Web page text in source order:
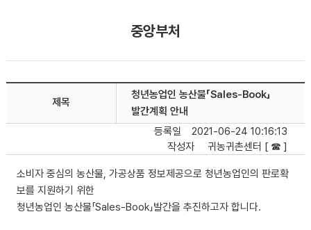
중앙부처
제목
청년농업인 농산물「Sales-Book」
발간계획 안내
등록일
2021-06-24 10:16:13
작성자
귀농귀촌센터 [ ☎ ]
소비자 중심의 농산물, 가공상품 정보제공으로 청년농업인의 판로확
보를 지원하기 위한
청년농업인 농산물「Sales-Book」발간을 추진하고자 합니다.